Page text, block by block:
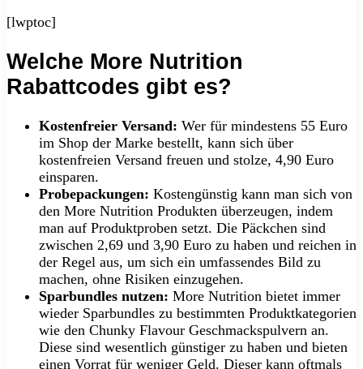
[lwptoc]
Welche More Nutrition
Rabattcodes gibt es?
Kostenfreier Versand: Wer für mindestens 55 Euro
im Shop der Marke bestellt, kann sich über
kostenfreien Versand freuen und stolze, 4,90 Euro
einsparen.
Probepackungen: Kostengünstig kann man sich von
den More Nutrition Produkten überzeugen, indem
man auf Produktproben setzt. Die Päckchen sind
zwischen 2,69 und 3,90 Euro zu haben und reichen in
der Regel aus, um sich ein umfassendes Bild zu
machen, ohne Risiken einzugehen.
Sparbundles nutzen: More Nutrition bietet immer
wieder Sparbundles zu bestimmten Produktkategorien
wie den Chunky Flavour Geschmackspulvern an.
Diese sind wesentlich günstiger zu haben und bieten
einen Vorrat für weniger Geld. Dieser kann oftmals